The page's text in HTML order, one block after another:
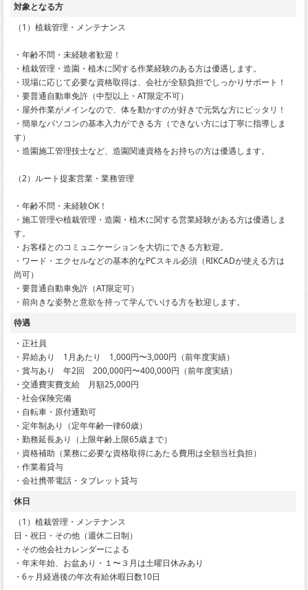
対象となる方
（1）植栽管理・メンテナンス
・年齢不問・未経験者歓迎！
・植栽管理・造園・植木に関する作業経験のある方は優遇します。
・現場に応じて必要な資格取得は、会社が全額負担でしっかりサポート！
・要普通自動車免許（中型以上・AT限定不可）
・屋外作業がメインなので、体を動かすのが好きで元気な方にピッタリ！
・簡単なパソコンの基本入力ができる方（できない方には丁寧に指導しま
す）
・造園施工管理技士など、造園関連資格をお持ちの方は優遇します。
（2）ルート提案営業・業務管理
・年齢不問・未経験OK！
・施工管理や植栽管理・造園・植木に関する営業経験がある方は優遇しま
す。
・お客様とのコミュニケーションを大切にできる方歓迎。
・ワード・エクセルなどの基本的なPCスキル必須（RIKCADが使える方は
尚可）
・要普通自動車免許（AT限定可）
・前向きな姿勢と意欲を持って学んでいける方を歓迎します。
待遇
・正社員
・昇給あり 1月あたり 1,000円〜3,000円（前年度実績）
・賞与あり 年2回 200,000円〜400,000円（前年度実績）
・交通費実費支給 月額25,000円
・社会保険完備
・自転車・原付通勤可
・定年制あり（定年年齢一律60歳）
・勤務延長あり（上限年齢上限65歳まで）
・資格補助（業務に必要な資格取得にあたる費用は全額当社負担）
・作業着貸与
・会社携帯電話・タブレット貸与
休日
（1）植栽管理・メンテナンス
日・祝日・その他（週休二日制）
・その他会社カレンダーによる
・年末年始、お盆あり・１〜３月は土曜日休みあり
・6ヶ月経過後の年次有給休暇日数10日